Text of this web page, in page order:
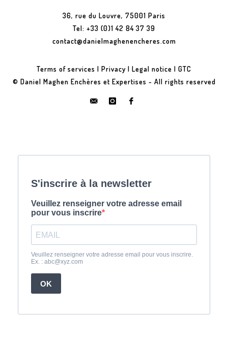
36, rue du Louvre, 75001 Paris
Tel: +33 (0)1 42 84 37 39
contact@danielmaghenencheres.com
Terms of services | Privacy | Legal notice | GTC
© Daniel Maghen Enchères et Expertises - All rights reserved